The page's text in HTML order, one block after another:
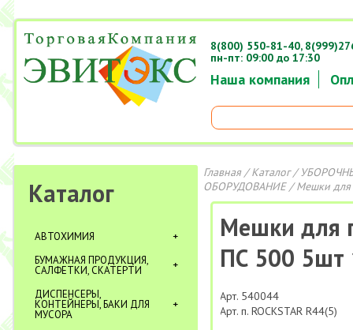
Наша компания
8(800) 550-81-40,
пн-пт: 09:00 до 17:30
Каталог
АВТОХИМИЯ
БУМАЖНАЯ ПРОДУКЦИЯ,
САЛФЕТКИ, СКАТЕРТИ
ДИСПЕНСЕРЫ,
КОНТЕЙНЕРЫ, БАКИ ДЛЯ
МУСОРА
Главная/Каталог/
ОБОРУДОВАНИЕ/ Мешки для
Мешки для
ПС 500 5шт
Арт. 540044
Арт. п. ROCKSTAR R44(5)